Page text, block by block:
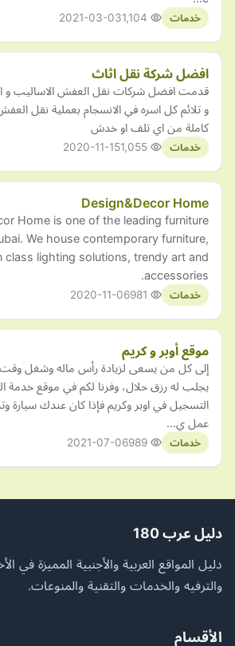
خدمات 2021-03-03
افضل شركة نقل اثاث
قدمت افضل شركات نقل العفش الاساليب و
و تلائم كل اسره في الانسجام بعملية نقل
كاملة من اي تلف او خدش
خدمات 2020-11-15
Design&Decor Home
Home is one of the leading furniture
We house contemporary furniture,
class lighting solutions, trendy art and
accessories.
خدمات 2020-11-06
موقع أوبر و كريم
إلى كل من يسعى لزيادة رأس ماله وشغل
يجلب له رزق حلال، وفرنا لكم في موقع خدمة
التسجيل في اوبر وكريم فإذا كان عندك سيارة
عمل ي…
خدمات 2021-07-06
دليل عرب 180
دليل المواقع العربية والأجنبية المميزة في
والترفيه والخدمات والتقنية والمنوعات.
الأقسام